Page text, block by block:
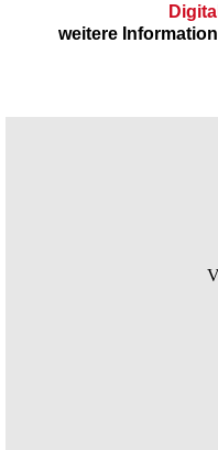
Digital
weitere